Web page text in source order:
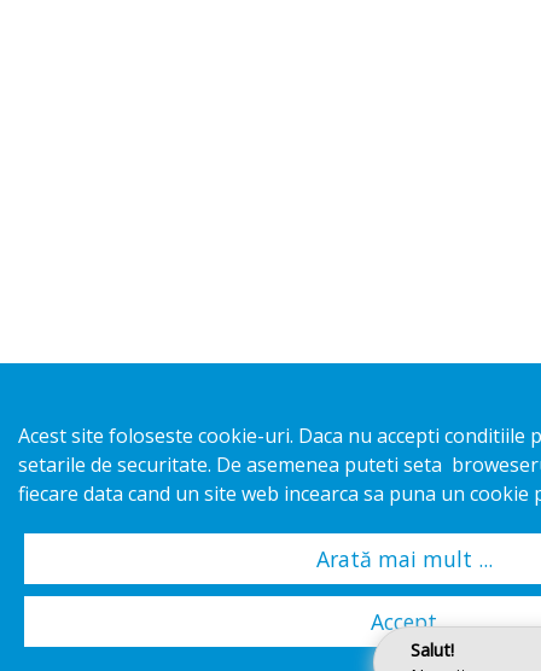
Salut!
Acest site foloseste cookie-uri. Daca nu accepti conditiile
setarile de securitate. De asemenea puteti seta
fiecare data cand un site web incearca sa puna un cookie
Arată mai mult ...
Accept